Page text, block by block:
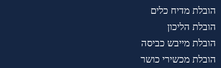
הובלת מדיח כלים
הובלת הליכון
הובלת מייבש כביסה
הובלת מכשירי כושר